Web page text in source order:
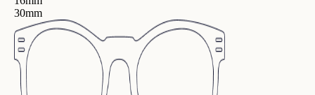
30mm